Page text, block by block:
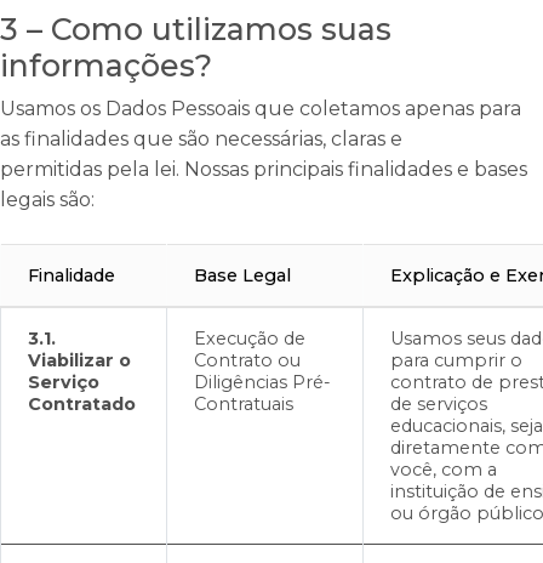
3 – Como utilizamos suas
informações?
Usamos os Dados Pessoais que coletamos apenas para
as finalidades que são necessárias, claras e
permitidas pela lei. Nossas principais finalidades e bases
legais são:
Finalidade Base Legal Explicação e
3.1.
Viabilizar o
Serviço
Contratado
Execução de
Contrato ou
Diligências Pré-
Contratuais
Usamos seus
para cumprir o
contrato de
de serviços
educacionais, seja
diretamente
você, com a
instituição de
ou órgão